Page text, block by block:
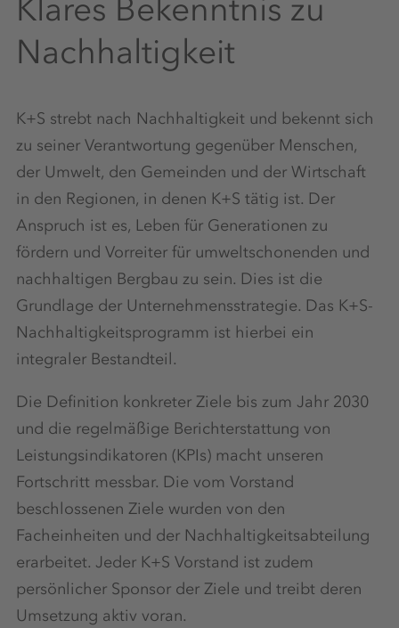
Klares Bekenntnis zu
Nachhaltigkeit
K+S strebt nach Nachhaltigkeit und bekennt sich
zu seiner Verantwortung gegenüber Menschen,
der Umwelt, den Gemeinden und der Wirtschaft
in den Regionen, in denen K+S tätig ist. Der
Anspruch ist es, Leben für Generationen zu
fördern und Vorreiter für umweltschonenden und
nachhaltigen Bergbau zu sein. Dies ist die
Grundlage der Unternehmensstrategie. Das K+S-
Nachhaltigkeitsprogramm ist hierbei ein
integraler Bestandteil.
Die Definition konkreter Ziele bis zum Jahr 2030
und die regelmäßige Berichterstattung von
Leistungsindikatoren (KPIs) macht unseren
Fortschritt messbar. Die vom Vorstand
beschlossenen Ziele wurden von den
Facheinheiten und der Nachhaltigkeitsabteilung
erarbeitet. Jeder K+S Vorstand ist zudem
persönlicher Sponsor der Ziele und treibt deren
Umsetzung aktiv voran.